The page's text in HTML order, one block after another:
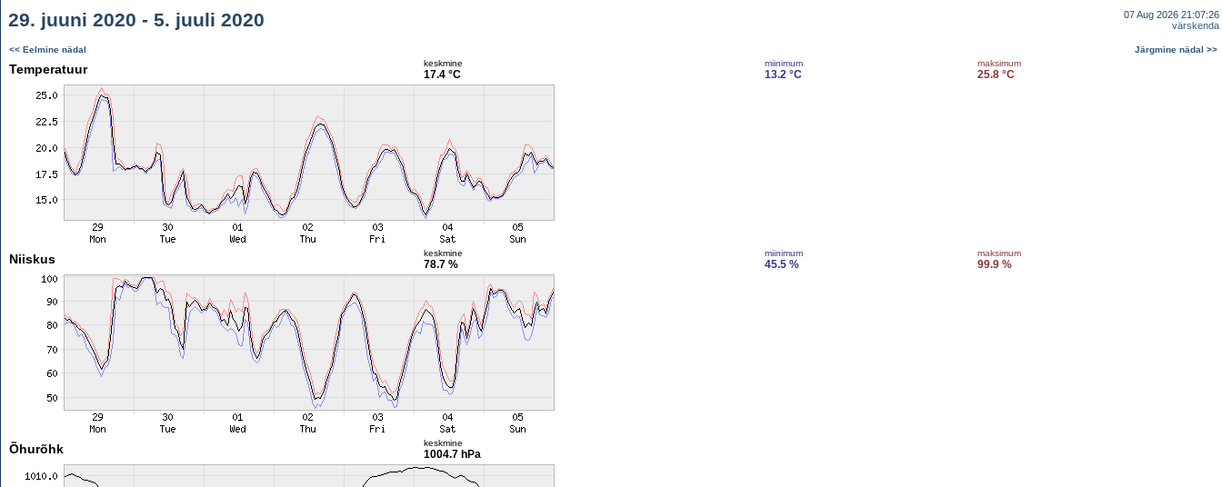
29. juuni 2020 - 5. juuli 2020
07 Aug 2026 21:07:26
värskenda
<< Eelmine nädal Järgmine nädal >>
Temperatuur keskmine
17.4 °C
miinimum
13.2 °C
maksimum
25.8 °C
Niiskus keskmine
78.7 %
miinimum
45.5 %
maksimum
99.9 %
Õhurõhk keskmine
1004.7 hPa